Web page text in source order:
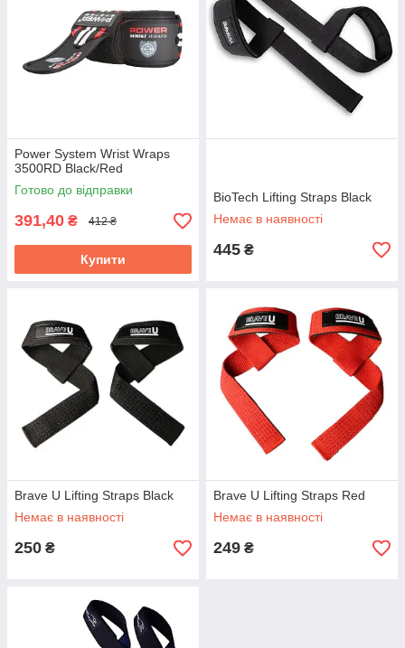
Power System Wrist Wraps
3500RD Black/Red
Готово до відправки
391,40 ₴ 412 ₴
Купити
BioTech Lifting Straps Black
Немає в наявності
445 ₴
Brave U Lifting Straps Black
Немає в наявності
250 ₴
Brave U Lifting Straps Red
Немає в наявності
249 ₴